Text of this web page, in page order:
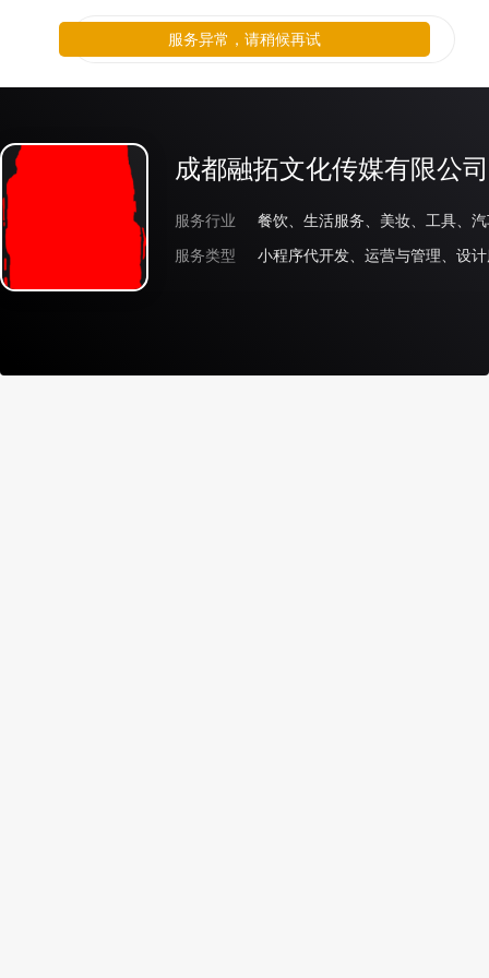
成都融拓文化传媒有限公司
服务行业
服务类型
小程序代开发、运营与管理、设
服务异常，请稍候再试